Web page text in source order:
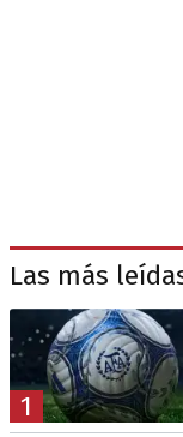
Las más
1